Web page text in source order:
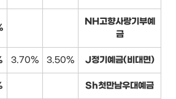
NH고향사랑기부예
금
3.70% 3.50% J정기예금(비대면)
Sh첫만남우대예금